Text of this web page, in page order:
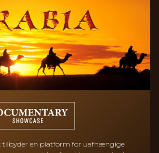
tilbyder en platform for uafhængige